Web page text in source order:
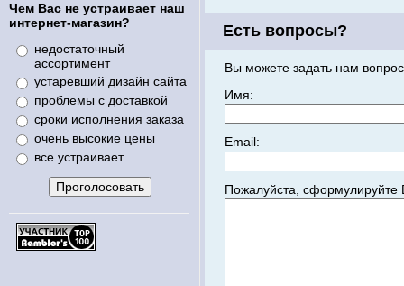
Чем Вас не устраивает наш
интернет-магазин?
недостаточный
ассортимент
устаревший дизайн сайта
проблемы с доставкой
сроки исполнения заказа
очень высокие цены
все устраивает
Есть вопросы?
Вы можете задать нам
Имя:
Email:
Пожалуйста,